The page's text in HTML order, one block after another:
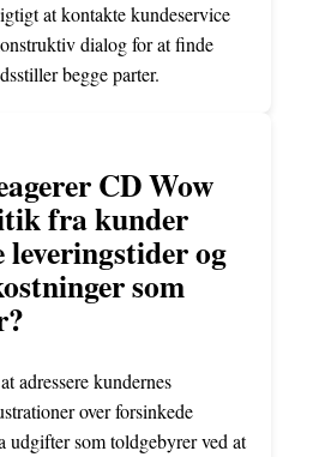
at kontakte kundeservice
dialog for at finde
begge parter.
CD Wow
fra kunder
leveringstider og
som
adressere kundernes
over forsinkede
udgifter som toldgebyrer ved at